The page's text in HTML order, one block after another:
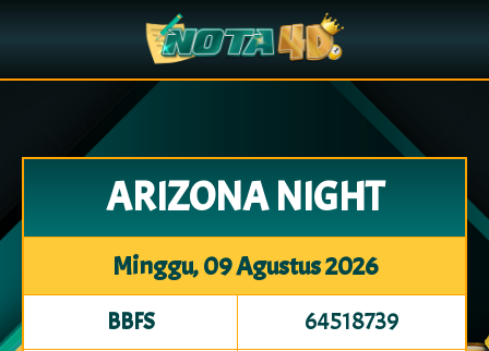
ARIZONA NIGHT
Minggu, 09 Agustus 2026
BBFS 64518739